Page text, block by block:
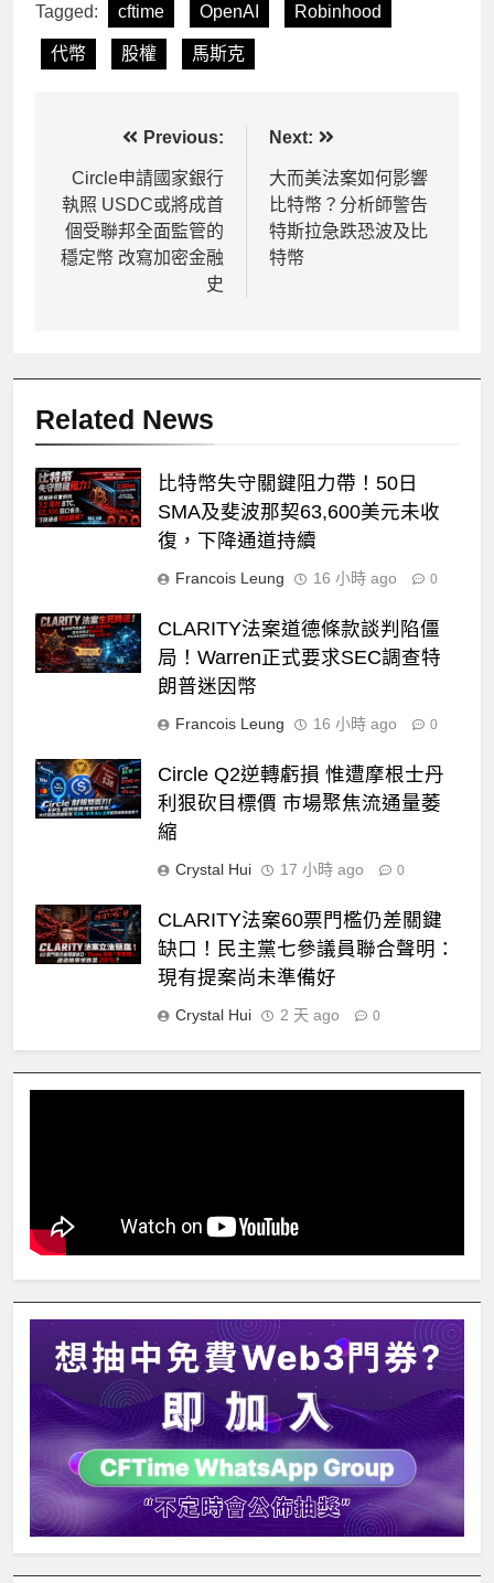
Tagged: cftime OpenAI Robinhood
代幣 股權 馬斯克
章
導
覽
Previous:
Circle申請國家銀行
執照 USDC或將成首
個受聯邦全面監管的
穩定幣 改寫加密金融
史
Next:
大而美法案如何影響
比特幣？分析師警告
特斯拉急跌恐波及比
特幣
Related News
比特幣失守關鍵阻力帶！50日
SMA及斐波那契63,600美元未收
復，下降通道持續
Francois Leung 16 小時 ago 0
CLARITY法案道德條款談判陷僵
局！Warren正式要求SEC調查特
朗普迷因幣
Francois Leung 16 小時 ago 0
Circle Q2逆轉虧損 惟遭摩根士丹
利狠砍目標價 市場聚焦流通量萎
縮
Crystal Hui 17 小時 ago 0
CLARITY法案60票門檻仍差關鍵
缺口！民主黨七參議員聯合聲明：
現有提案尚未準備好
Crystal Hui 2 天 ago 0